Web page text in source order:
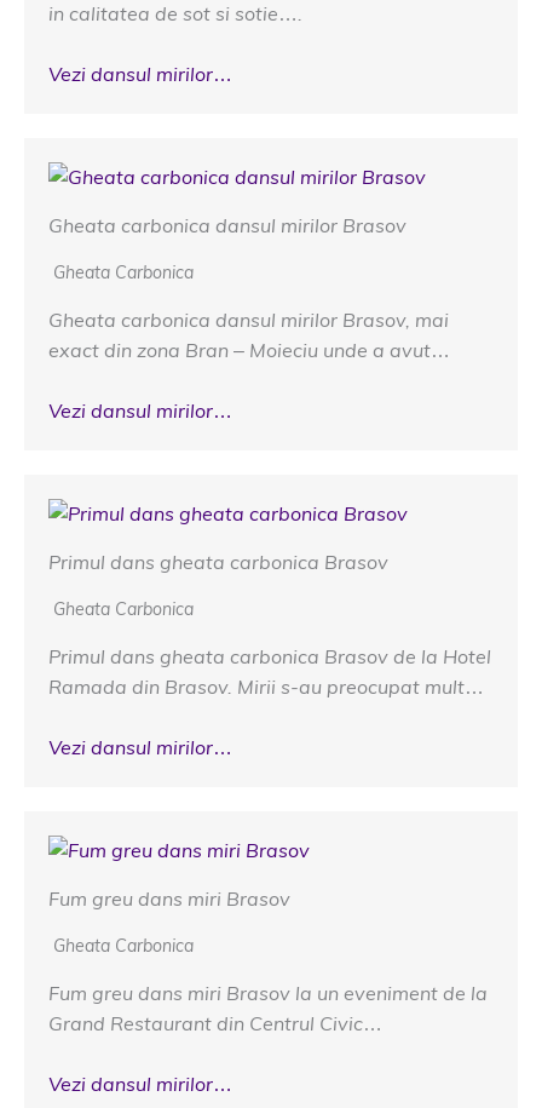
in calitatea de sot si sotie….
Vezi dansul mirilor…
Gheata carbonica dansul mirilor Brasov
Gheata Carbonica
Gheata carbonica dansul mirilor Brasov, mai
exact din zona Bran – Moieciu unde a avut…
Vezi dansul mirilor…
Primul dans gheata carbonica Brasov
Gheata Carbonica
Primul dans gheata carbonica Brasov de la Hotel
Ramada din Brasov. Mirii s-au preocupat mult…
Vezi dansul mirilor…
Fum greu dans miri Brasov
Gheata Carbonica
Fum greu dans miri Brasov la un eveniment de la
Grand Restaurant din Centrul Civic…
Vezi dansul mirilor…